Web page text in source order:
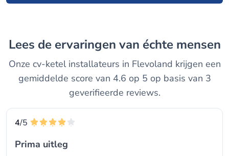
Lees de ervaringen van échte mensen
Onze cv-ketel installateurs in Flevoland krijgen een
gemiddelde score van 4.6 op 5 op basis van 3
geverifieerde reviews.
4/5
Prima uitleg